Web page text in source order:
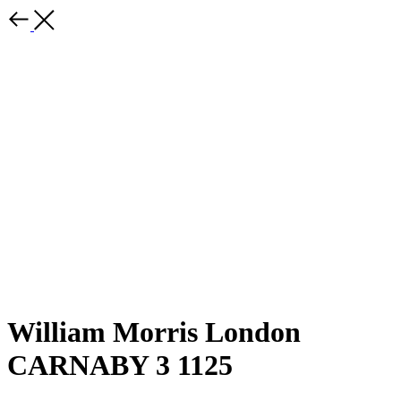
William Morris London
CARNABY 3 1125